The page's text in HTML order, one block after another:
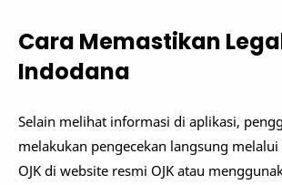
Cara Memastikan
Indodana
Selain melihat informasi di aplikasi,
melakukan pengecekan langsung
OJK di website resmi OJK atau